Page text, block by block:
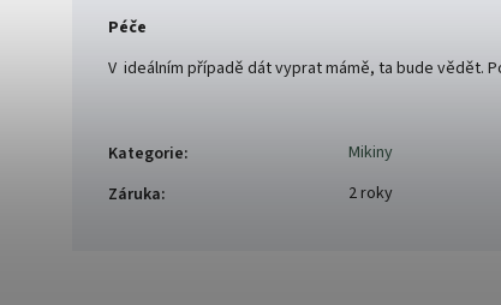
Péče
V ideálním případě dát vyprat mámě, ta bude vědět.
Kategorie:
Mikiny
Záruka: 2 roky